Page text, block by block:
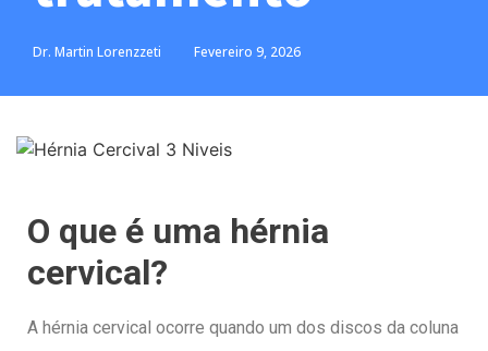
Dr. Martin Lorenzzeti Fevereiro 9, 2026
O que é uma hérnia
cervical?
A hérnia cervical ocorre quando um dos discos da coluna